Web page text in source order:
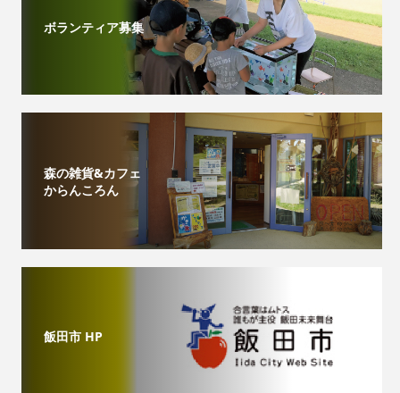
ボランティア募集
森の雑貨&カフェ
からんころん
飯田市 HP